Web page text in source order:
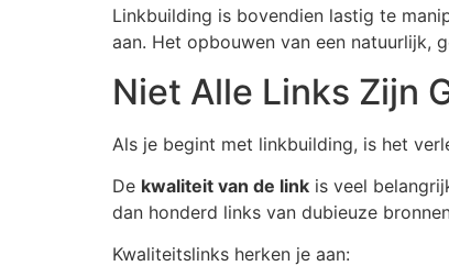
Linkbuilding is bovendien lastig te
aan. Het opbouwen van een natuurlijk,
Niet Alle Links Zijn
Als je begint met linkbuilding, is het
De kwaliteit van de link is veel
dan honderd links van dubieuze
Kwaliteitslinks herken je aan: